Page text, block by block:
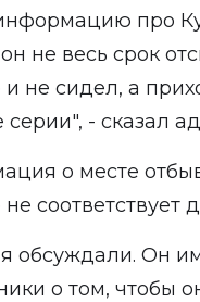
про
не весь срок
не сидел, а
серии", - сказал
о месте
соответствует
обсуждали. Он
о том, чтобы